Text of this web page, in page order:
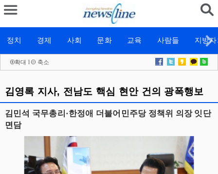
정치 경제 사회 문화 교육 사람들 지방
확대 l 축소
김영록 지사, 전남도 핵심 현안 건의 광폭행보
김민석 국무총리·한정애 더불어민주당 정책위 의장 잇단
면담